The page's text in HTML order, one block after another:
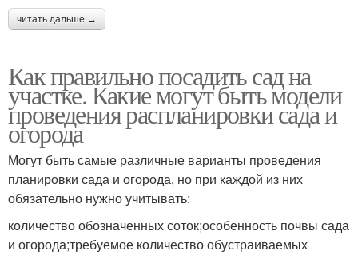
читать дальше →
Как правильно посадить сад на
участке. Какие могут быть модели
проведения распланировки сада и
огорода
Могут быть самые различные варианты проведения
планировки сада и огорода, но при каждой из них
обязательно нужно учитывать:
количество обозначенных соток;особенность почвы сада
и огорода;требуемое количество обустраиваемых